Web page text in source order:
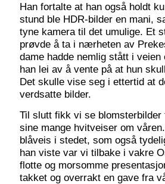
Han fortalte at han også holdt
stund ble HDR-bilder en mani,
tyne kamera til det umulige. Et
prøvde å ta i nærheten av
dame hadde nemlig stått i
han lei av å vente på at hun
Det skulle vise seg i ettertid at
verdsatte bilder.
Til slutt fikk vi se
sine mange hvitveiser om
blåveis i stedet, som også
han viste var vi tilbake i vakre
flotte og morsomme
takket og overrakt en gave fra